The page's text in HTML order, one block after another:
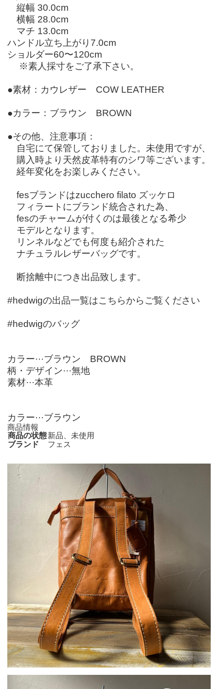
縦幅 30.0cm
横幅 28.0cm
マチ 13.0cm
ハンドル立ち上がり7.0cm
ショルダー60〜120cm
※素人採寸をご了承下さい。
●素材：カウレザー COW LEATHER
●カラー：ブラウン BROWN
●その他、注意事項：
自宅にて保管しておりました。未使用ですが、
購入時より天然皮革特有のシワ等ございます。
経年変化をお楽しみください。
fesブランドはzucchero filato ズッケロ
フィラートにブランド統合された為、
fesのチャームが付くのは最後となる希少
モデルとなります。
リンネルなどでも何度も紹介された
ナチュラルレザーバッグです。
断捨離中につき出品致します。
#hedwigの出品一覧はこちらからご覧ください
#hedwigのバッグ
カラー···ブラウン BROWN
柄・デザイン···無地
素材···本革
カラー···ブラウン
商品情報
商品の状態新品、未使用
ブランド
フェス